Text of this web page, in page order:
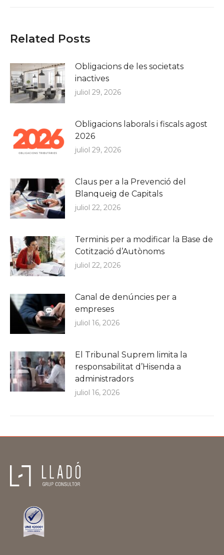
Related Posts
Obligacions de les societats
inactives
juliol 29, 2026
Obligacions laborals i fiscals agost
2026
juliol 29, 2026
Claus per a la Prevenció del
Blanqueig de Capitals
juliol 22, 2026
Terminis per a modificar la Base de
Cotització d’Autònoms
juliol 22, 2026
Canal de denúncies per a
empreses
juliol 16, 2026
El Tribunal Suprem limita la
responsabilitat d’Hisenda a
administradors
juliol 16, 2026